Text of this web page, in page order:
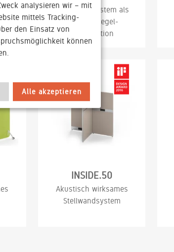
Trennwandsystem als
Pfosten-Riegel-
Konstruktion
INSIDE.50
Akustisch wirksames
Stellwandsystem
analysieren wir – mit
mittels Tracking-
den Einsatz von
können
Alle akzeptieren